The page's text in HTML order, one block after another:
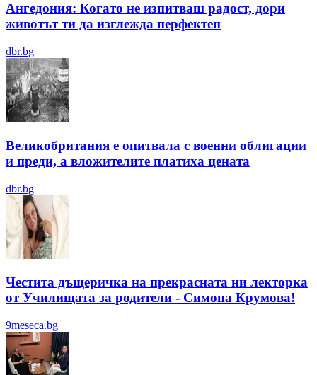
Ангедония: Когато не изпитваш радост, дори
животът ти да изглежда перфектен
dbr.bg
Великобритания е опитвала с военни облигации
и преди, а вложителите платиха цената
dbr.bg
Честита дъщеричка на прекрасната ни лекторка
от Училищата за родители - Симона Крумова!
9meseca.bg